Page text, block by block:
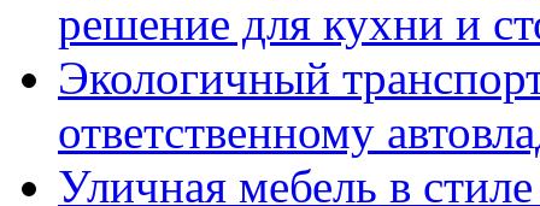
решение для кухни и
Экологичный
ответственному
Уличная мебель в